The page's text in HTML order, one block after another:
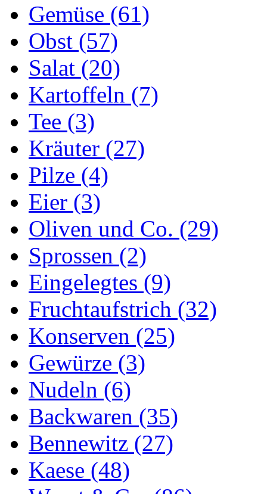
Gemüse (61)
Obst (57)
Salat (20)
Kartoffeln (7)
Tee (3)
Kräuter (27)
Pilze (4)
Eier (3)
Oliven und Co. (29)
Sprossen (2)
Eingelegtes (9)
Fruchtaufstrich (32)
Konserven (25)
Gewürze (3)
Nudeln (6)
Backwaren (35)
Bennewitz (27)
Kaese (48)